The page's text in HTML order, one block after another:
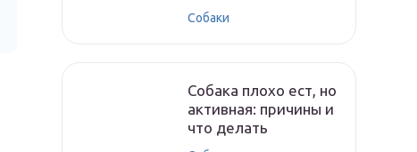
Собаки
Собака плохо ест, но
активная: причины и
что делать